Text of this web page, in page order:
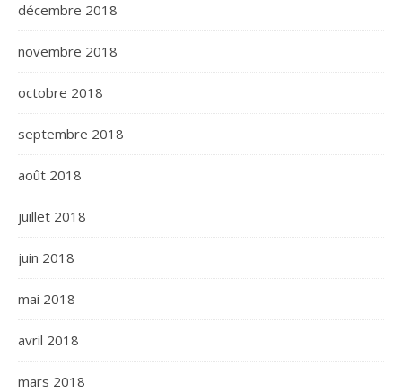
décembre 2018
novembre 2018
octobre 2018
septembre 2018
août 2018
juillet 2018
juin 2018
mai 2018
avril 2018
mars 2018